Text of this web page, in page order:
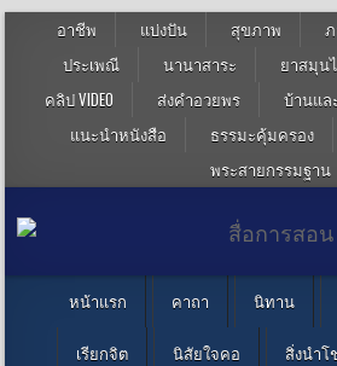
อาชีพ แบ่งปัน สุขภาพ
ประเพณี
นานาสาระ ยาสมุน
คลิป VIDEO
ส่งคำอวยพร บ้านแล
แนะนำหนังสือ
ธรรมะคุ้มครอง
พระสายกรรมฐาน
หน้าแรก คาถา นิทาน
เรียกจิต นิสัยใจคอ สิ่งนำโ